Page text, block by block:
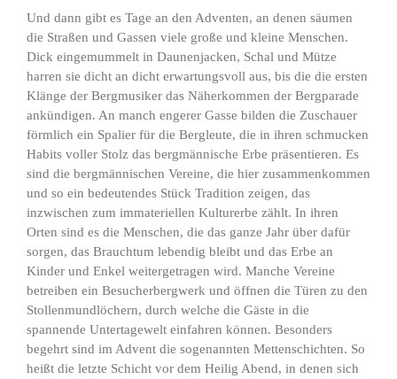
Und dann gibt es Tage an den Adventen, an denen säumen
die Straßen und Gassen viele große und kleine Menschen.
Dick eingemummelt in Daunenjacken, Schal und Mütze
harren sie dicht an dicht erwartungsvoll aus, bis die die ersten
Klänge der Bergmusiker das Näherkommen der Bergparade
ankündigen. An manch engerer Gasse bilden die Zuschauer
förmlich ein Spalier für die Bergleute, die in ihren schmucken
Habits voller Stolz das bergmännische Erbe präsentieren. Es
sind die bergmännischen Vereine, die hier zusammenkommen
und so ein bedeutendes Stück Tradition zeigen, das
inzwischen zum immateriellen Kulturerbe zählt. In ihren
Orten sind es die Menschen, die das ganze Jahr über dafür
sorgen, das Brauchtum lebendig bleibt und das Erbe an
Kinder und Enkel weitergetragen wird. Manche Vereine
betreiben ein Besucherbergwerk und öffnen die Türen zu den
Stollenmundlöchern, durch welche die Gäste in die
spannende Untertagewelt einfahren können. Besonders
begehrt sind im Advent die sogenannten Mettenschichten. So
heißt die letzte Schicht vor dem Heilig Abend, in denen sich